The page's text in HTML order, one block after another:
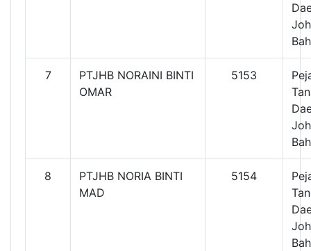
7
PTJHB NORAINI BINTI
OMAR
5153
8
PTJHB NORIA BINTI
MAD
5154